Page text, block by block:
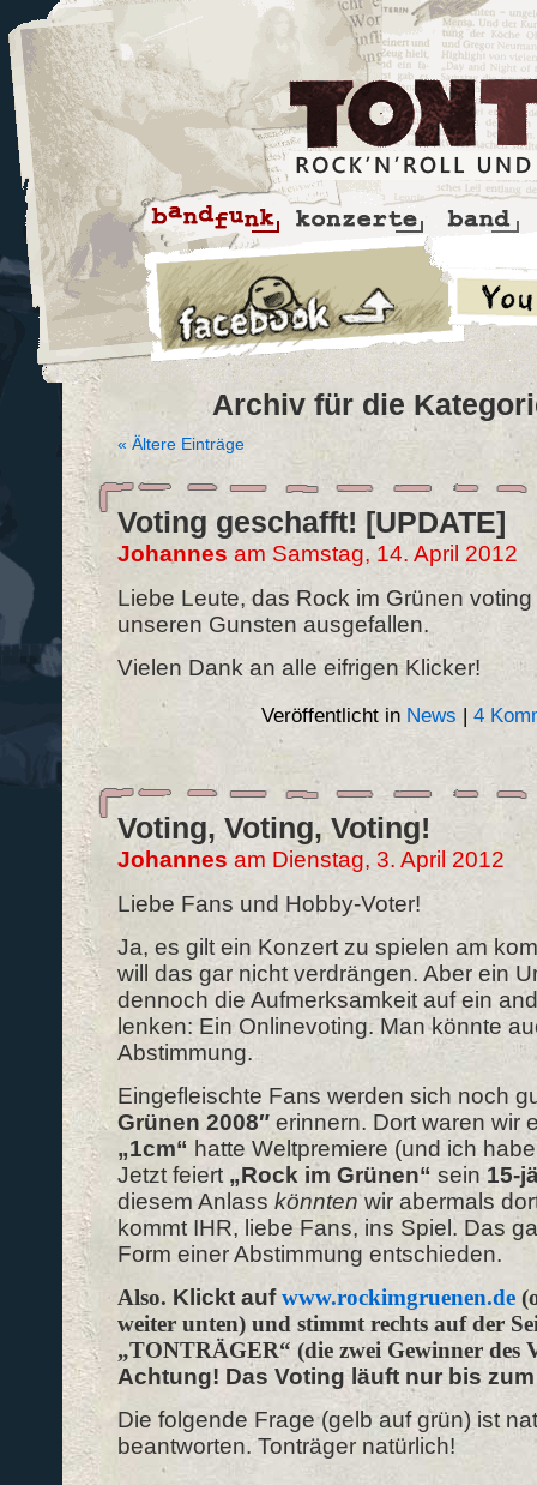
Archiv für die
« Ältere Einträge
Voting geschafft! [UPDATE]
Johannes am Samstag, 14. April 2012
Liebe Leute, das Rock im Grünen
unseren Gunsten ausgefallen.
Vielen Dank an alle eifrigen Klicker!
Veröffentlicht in News | 4
Voting, Voting, Voting!
Johannes am Dienstag, 3. April 2012
Liebe Fans und Hobby-Voter!
Ja, es gilt ein Konzert zu spielen am
will das gar nicht verdrängen. Aber ein
dennoch die Aufmerksamkeit auf ein
lenken: Ein Onlinevoting. Man könnte
Abstimmung.
Eingefleischte Fans werden sich noch
Grünen 2008″ erinnern. Dort waren wir
„1cm“ hatte Weltpremiere (und ich
Jetzt feiert „Rock im Grünen“ sein 15-
diesem Anlass könntenwir abermals
kommt IHR, liebe Fans, ins Spiel. Das
Form einer Abstimmung entschieden.
Also. Klickt aufwww.rockimgruenen.de
weiter unten) und stimmt rechts auf der
„TONTRÄGER“ (die zwei Gewinner des
Achtung! Das Voting läuft nur bis zum
Die folgende Frage (gelb auf grün) ist
beantworten. Tonträger natürlich!